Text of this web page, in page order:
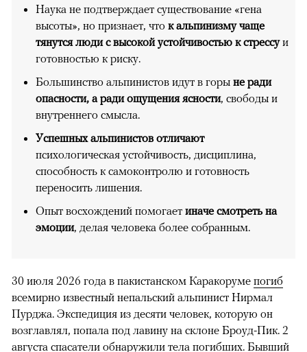
Наука не подтверждает существование «гена
высоты», но признает, что к альпинизму чаще
тянутся люди с высокой устойчивостью к стрессуи
готовностью к риску.
Большинство альпинистов идут в горы не ради
опасности, а ради ощущения ясности, свободы и
внутреннего смысла.
Успешных альпинистов отличают
психологическая устойчивость, дисциплина,
способность к самоконтролю и готовность
переносить лишения.
Опыт восхождений помогает иначе смотреть на
эмоции, делая человека более собранным.
30 июля 2026 года в пакистанском Каракоруме погиб
всемирно известный непальский альпинист Нирмал
Пурджа. Экспедиция из десяти человек, которую он
возглавлял, попала под лавину на склоне Броуд-Пик. 2
августа спасатели обнаружили тела погибших. Бывший